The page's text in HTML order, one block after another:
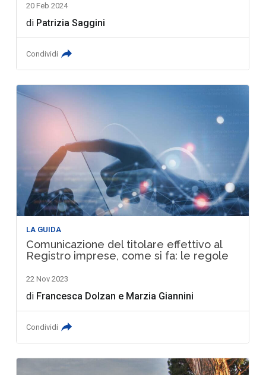
20 Feb 2024
di Patrizia Saggini
Condividi
LA GUIDA
Comunicazione del titolare effettivo al
Registro imprese, come si fa: le regole
22 Nov 2023
di Francesca Dolzan e Marzia Giannini
Condividi